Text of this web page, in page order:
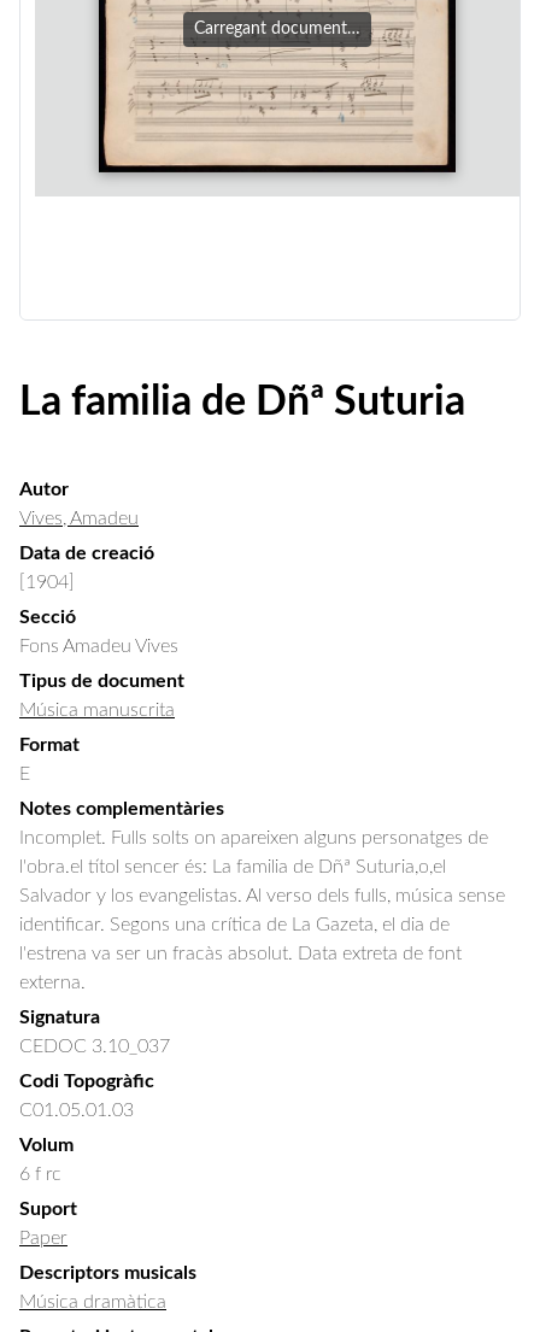
Carregant document…
La familia de Dñª Suturia
Autor
Vives, Amadeu
Data de creació
[1904]
Secció
Fons Amadeu Vives
Tipus de document
Música manuscrita
Format
E
Notes complementàries
Incomplet. Fulls solts on apareixen alguns personatges de
l'obra.el títol sencer és: La familia de Dñª Suturia,o,el
Salvador y los evangelistas. Al verso dels fulls, música sense
identificar. Segons una crítica de La Gazeta, el dia de
l'estrena va ser un fracàs absolut. Data extreta de font
externa.
Signatura
CEDOC 3.10_037
Codi Topogràfic
C01.05.01.03
Volum
6 f rc
Suport
Paper
Descriptors musicals
Música dramàtica